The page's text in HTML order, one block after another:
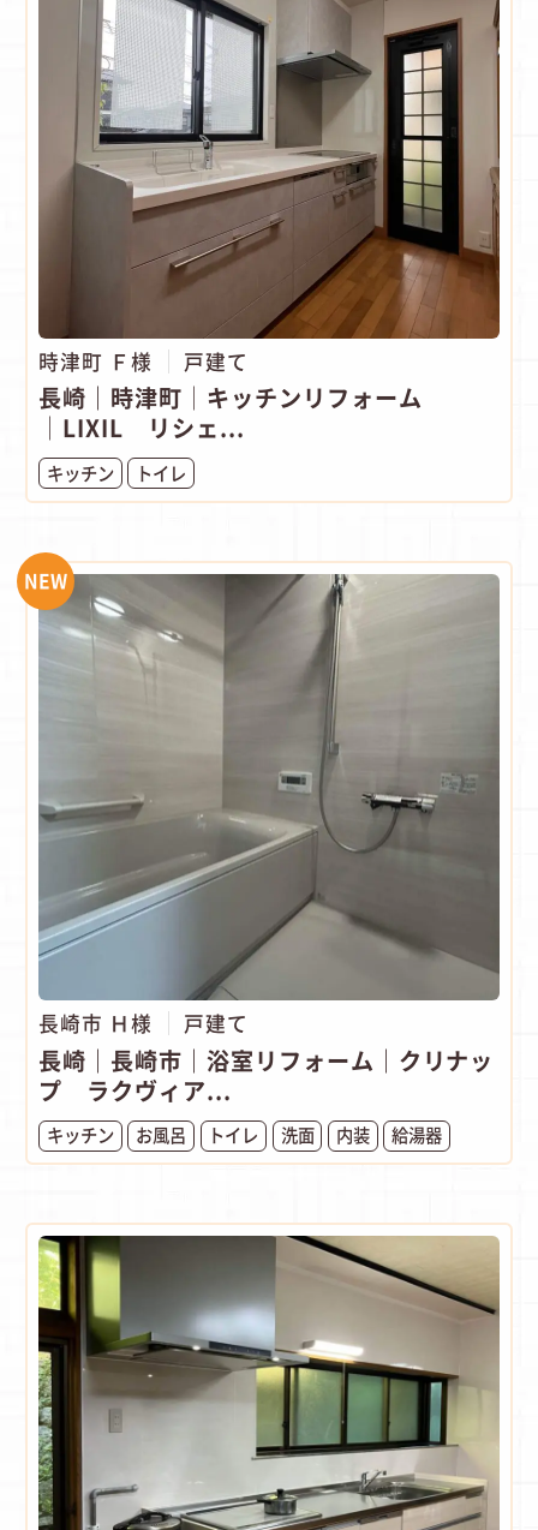
時津町 Ｆ様 戸建て
長崎｜時津町│キッチンリフォーム
│LIXIL リシェ...
キッチン トイレ
NEW
長崎市 Ｈ様 戸建て
長崎｜長崎市｜浴室リフォーム｜クリナッ
プ ラクヴィア...
キッチン お風呂 トイレ 洗面 内装 給湯器